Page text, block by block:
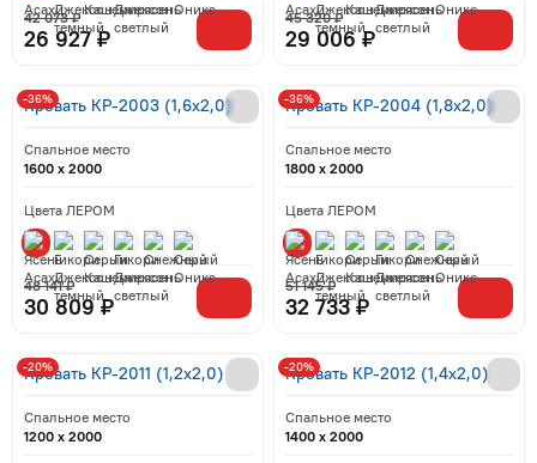
26 927 ₽
42 073 ₽
29 006 ₽
45 320 ₽
Кровать КР-2003 (1,6x2,0)
Спальное место
1600 x 2000
Цвета ЛЕРОМ
30 809 ₽
48 141 ₽
-36% Кровать КР-2004 (1,8x2,0)
Спальное место
1800 x 2000
Цвета ЛЕРОМ
32 733 ₽
51 145 ₽
-36%
Кровать КР-2011 (1,2x2,0)
Спальное место
1200 x 2000
-20% Кровать КР-2012 (1,4x2,0)
Спальное место
1400 x 2000
-20%